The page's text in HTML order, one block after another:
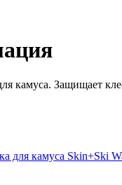
камуса. Защищает
для камуса Skin+Ski